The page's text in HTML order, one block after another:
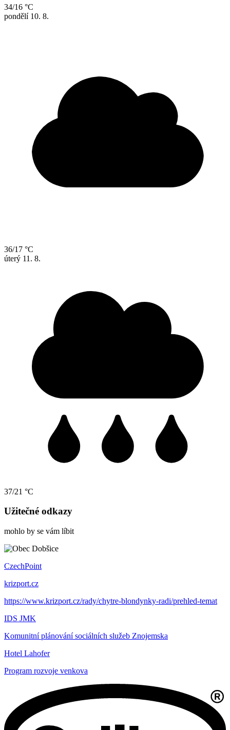
34/16 °C
pondělí 10. 8.
36/17 °C
úterý 11. 8.
37/21 °C
Užitečné odkazy
mohlo by se vám líbit
CzechPoint
krizport.cz
https://www.krizport.cz/rady/chytre-blondynky-radi/prehled-temat
IDS JMK
Komunitní plánování sociálních služeb Znojemska
Hotel Lahofer
Program rozvoje venkova